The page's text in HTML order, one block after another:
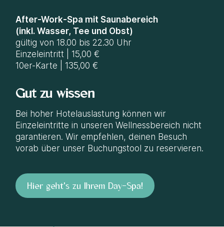
After-Work-Spa mit Saunabereich
(inkl. Wasser, Tee und Obst)
gültig von 18.00 bis 22.30 Uhr
Einzeleintritt | 15,00 €
10er-Karte | 135,00 €
Gut zu wissen
Bei hoher Hotelauslastung können wir
Einzeleintritte in unseren Wellnessbereich nicht
garantieren. Wir empfehlen, deinen Besuch
vorab über unser Buchungstool zu reservieren.
Hier geht's zu Ihrem Day-Spa!